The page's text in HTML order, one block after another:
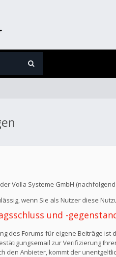
Volla Systeme GmbH
wenn Sie als Nutzer diese
und -
des Forums für eigene Beiträge
zur Verifizierung
den Anbieter, kommt der